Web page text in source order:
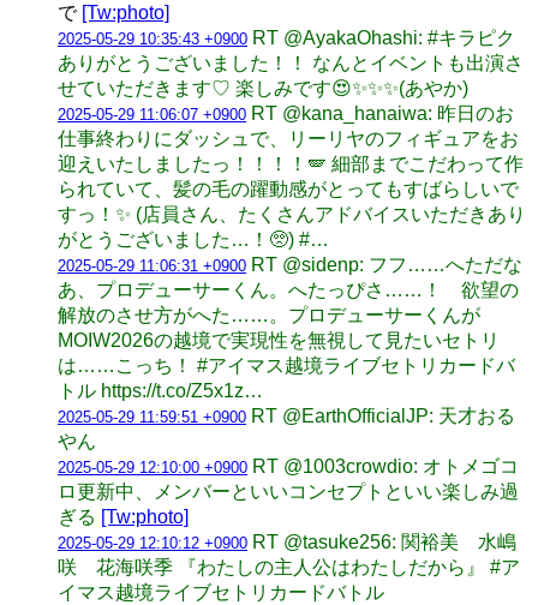
で [Tw:photo]
2025-05-29 10:35:43 +0900 RT @AyakaOhashi: #キラピク
ありがとうございました！！ なんとイベントも出演さ
せていただきます♡ 楽しみです😍✨✨✨(あやか)
2025-05-29 11:06:07 +0900 RT @kana_hanaiwa: 昨日のお
仕事終わりにダッシュで、リーリヤのフィギュアをお
迎えいたしましたっ！！！！🪽 細部までこだわって作
られていて、髪の毛の躍動感がとってもすばらしいで
すっ！✨ (店員さん、たくさんアドバイスいただきあり
がとうございました…！🥺) #…
2025-05-29 11:06:31 +0900 RT @sidenp: フフ……へただな
あ、プロデューサーくん。へたっぴさ……！ 欲望の
解放のさせ方がへた……。プロデューサーくんが
MOIW2026の越境で実現性を無視して見たいセトリ
は……こっち！ #アイマス越境ライブセトリカードバ
トル https://t.co/Z5x1z…
2025-05-29 11:59:51 +0900 RT @EarthOfficialJP: 天才おる
やん
2025-05-29 12:10:00 +0900 RT @1003crowdio: オトメゴコ
ロ更新中、メンバーといいコンセプトといい楽しみ過
ぎる [Tw:photo]
2025-05-29 12:10:12 +0900 RT @tasuke256: 関裕美 水嶋
咲 花海咲季 『わたしの主人公はわたしだから』 #ア
イマス越境ライブセトリカードバトル